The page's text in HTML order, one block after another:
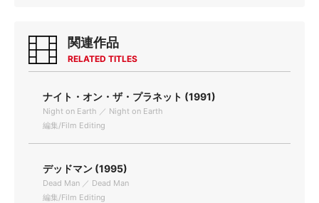
関連作品
RELATED TITLES
ナイト・オン・ザ・プラネット (1991)
Night on Earth ／ Night on Earth
編集/Film Editing
デッドマン (1995)
Dead Man ／ Dead Man
編集/Film Editing